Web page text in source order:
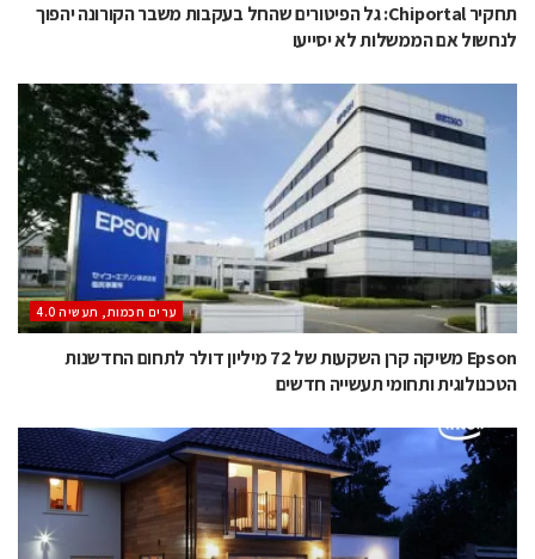
תחקיר Chiportal: גל הפיטורים שהחל בעקבות משבר הקורונה יהפוך
לנחשול אם הממשלות לא יסייעו
ערים חכמות, תעשיה 4.0
Epson משיקה קרן השקעות של 72 מיליון דולר לתחום החדשנות
הטכנולוגית ותחומי תעשייה חדשים